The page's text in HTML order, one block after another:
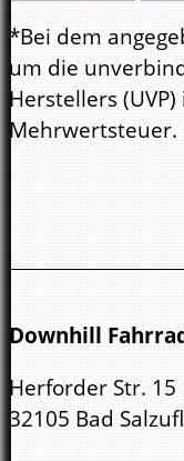
*Bei dem
um die
Herstellers
Mehrwertsteuer.
Downhill
Herforder Str. 15
32105 Bad